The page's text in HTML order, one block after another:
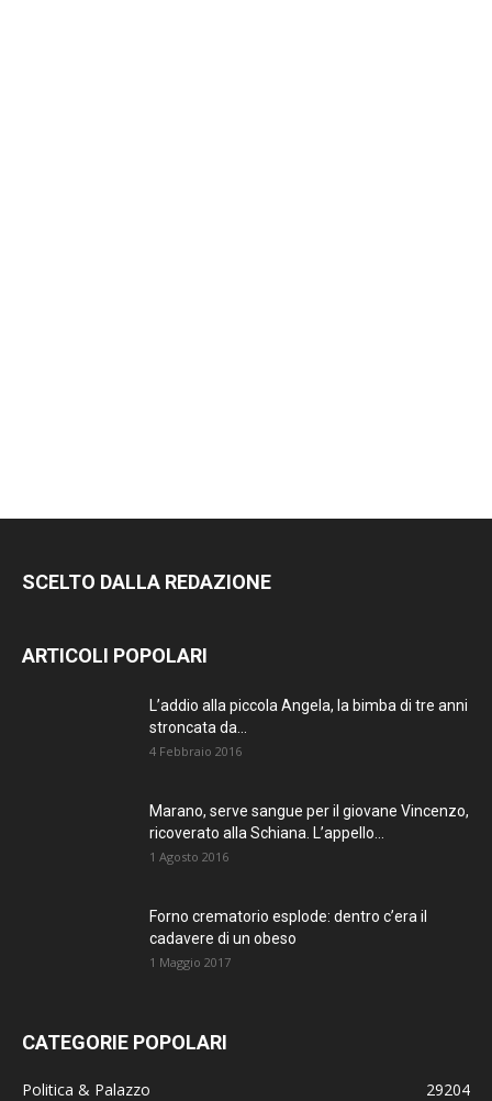
SCELTO DALLA REDAZIONE
ARTICOLI POPOLARI
L’addio alla piccola Angela, la bimba di tre anni
stroncata da...
4 Febbraio 2016
Marano, serve sangue per il giovane Vincenzo,
ricoverato alla Schiana. L’appello...
1 Agosto 2016
Forno crematorio esplode: dentro c’era il
cadavere di un obeso
1 Maggio 2017
CATEGORIE POPOLARI
Politica & Palazzo
29204